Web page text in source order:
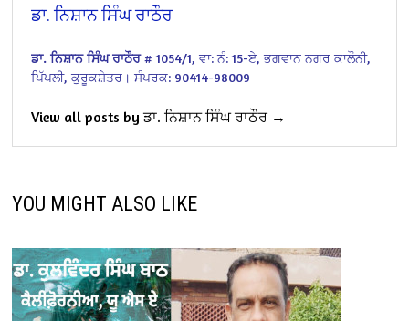
ਡਾ. ਨਿਸ਼ਾਨ ਸਿੰਘ ਰਾਠੌਰ
ਡਾ. ਨਿਸ਼ਾਨ ਸਿੰਘ ਰਾਠੌਰ# 1054/1, ਵਾ: ਨੰ: 15-ਏ, ਭਗਵਾਨ ਨਗਰ ਕਾਲੌਨੀ,
ਪਿੱਪਲੀ, ਕੁਰੂਕਸ਼ੇਤਰ। ਸੰਪਰਕ: 90414-98009
View all posts by ਡਾ. ਨਿਸ਼ਾਨ ਸਿੰਘ ਰਾਠੌਰ →
YOU MIGHT ALSO LIKE